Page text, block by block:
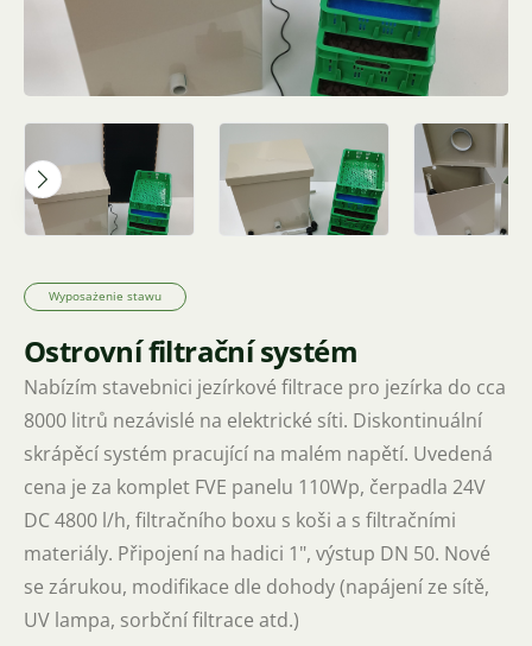
Wyposażenie stawu
System filtracji wyspowej
Oferuję zestaw filtracji stawowej do stawów o
pojemności do około 8000 litrów, niezależny od sieci
elektrycznej. Dyskontynuacyjny system nawadniania
działający na niskim napięciu. Podana cena dotyczy
kompletu panelu FVE 110Wp, pompy 24V DC 4800 l/h,
skrzynki filtracyjnej z koszami i materiałami
filtracyjnymi. Podłączenie do węża 1", wyjście DN 50.
Nowe z gwarancją, modyfikacje do uzgodnienia